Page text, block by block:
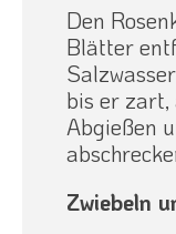
Den
Blätter
bis er zart,
Abgießen
Zwiebeln